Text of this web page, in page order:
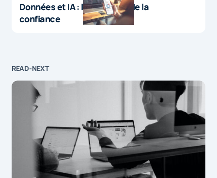
Données et IA : le paradoxe de la
confiance
READ-NEXT